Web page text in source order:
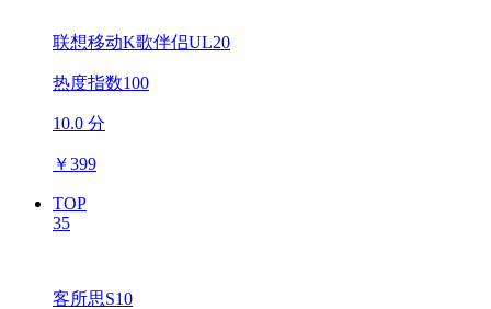
联想移动K歌伴侣UL20
热度指数100
10.0 分
￥399
TOP
35
客所思S10